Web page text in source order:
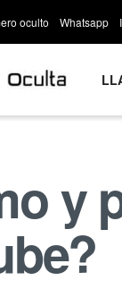
oculto Whatsapp
y